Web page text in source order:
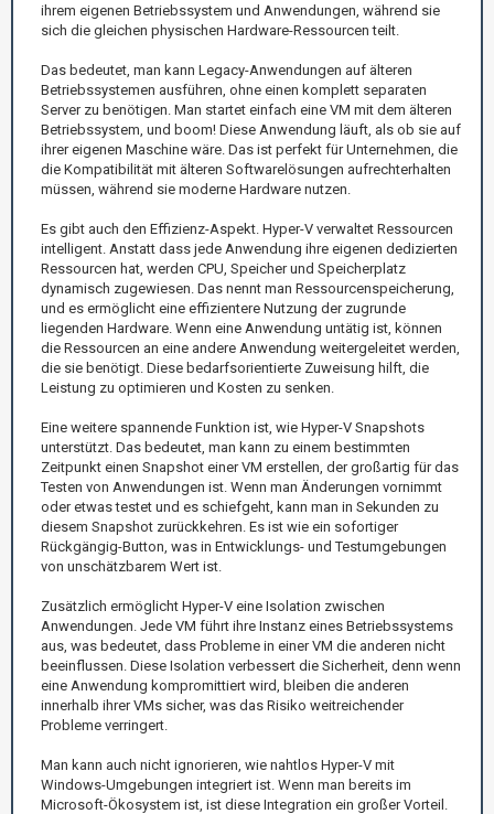
ihrem eigenen Betriebssystem und Anwendungen, während sie
sich die gleichen physischen Hardware-Ressourcen teilt.
Das bedeutet, man kann Legacy-Anwendungen auf älteren
Betriebssystemen ausführen, ohne einen komplett separaten
Server zu benötigen. Man startet einfach eine VM mit dem älteren
Betriebssystem, und boom! Diese Anwendung läuft, als ob sie auf
ihrer eigenen Maschine wäre. Das ist perfekt für Unternehmen, die
die Kompatibilität mit älteren Softwarelösungen aufrechterhalten
müssen, während sie moderne Hardware nutzen.
Es gibt auch den Effizienz-Aspekt. Hyper-V verwaltet Ressourcen
intelligent. Anstatt dass jede Anwendung ihre eigenen dedizierten
Ressourcen hat, werden CPU, Speicher und Speicherplatz
dynamisch zugewiesen. Das nennt man Ressourcenspeicherung,
und es ermöglicht eine effizientere Nutzung der zugrunde
liegenden Hardware. Wenn eine Anwendung untätig ist, können
die Ressourcen an eine andere Anwendung weitergeleitet werden,
die sie benötigt. Diese bedarfsorientierte Zuweisung hilft, die
Leistung zu optimieren und Kosten zu senken.
Eine weitere spannende Funktion ist, wie Hyper-V Snapshots
unterstützt. Das bedeutet, man kann zu einem bestimmten
Zeitpunkt einen Snapshot einer VM erstellen, der großartig für das
Testen von Anwendungen ist. Wenn man Änderungen vornimmt
oder etwas testet und es schiefgeht, kann man in Sekunden zu
diesem Snapshot zurückkehren. Es ist wie ein sofortiger
Rückgängig-Button, was in Entwicklungs- und Testumgebungen
von unschätzbarem Wert ist.
Zusätzlich ermöglicht Hyper-V eine Isolation zwischen
Anwendungen. Jede VM führt ihre Instanz eines Betriebssystems
aus, was bedeutet, dass Probleme in einer VM die anderen nicht
beeinflussen. Diese Isolation verbessert die Sicherheit, denn wenn
eine Anwendung kompromittiert wird, bleiben die anderen
innerhalb ihrer VMs sicher, was das Risiko weitreichender
Probleme verringert.
Man kann auch nicht ignorieren, wie nahtlos Hyper-V mit
Windows-Umgebungen integriert ist. Wenn man bereits im
Microsoft-Ökosystem ist, ist diese Integration ein großer Vorteil.